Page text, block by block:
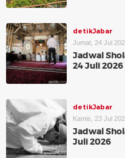
detikJabar
Jumat, 24 Jul
Jadwal
24 Juli 2026
detikJabar
Kamis, 23 Jul
Jadwal
Juli 2026